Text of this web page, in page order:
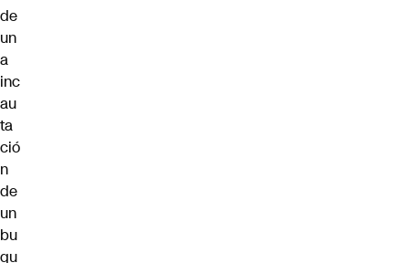
de
un
a
inc
au
ta
ció
n
de
un
bu
qu